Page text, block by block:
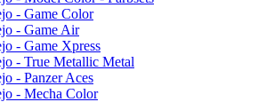
- Game Color
- Game Air
- Game Xpress
- True Metallic Metal
- Panzer Aces
- Mecha Color